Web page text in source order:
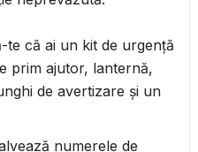
te că ai un kit de urgență
prim ajutor, lanternă,
de avertizare și un
numerele de